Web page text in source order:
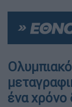
ένα χρόνο